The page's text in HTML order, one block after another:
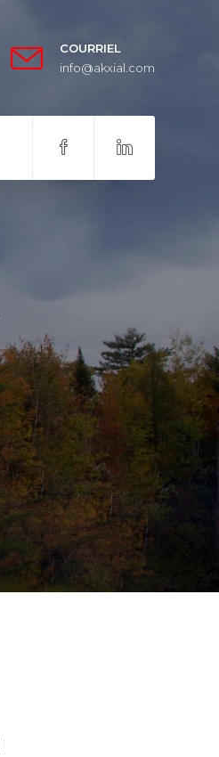
COURRIEL
info@akxial.com